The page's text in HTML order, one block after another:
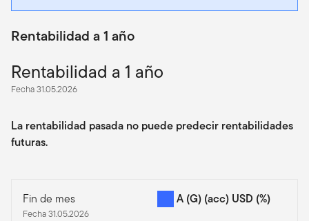
Rentabilidad a 1 año
Rentabilidad a 1 año
Fecha 31.05.2026
La rentabilidad pasada no puede predecir rentabilidades
futuras.
Fin de mes
Fecha 31.05.2026
A (G) (acc) USD (%)